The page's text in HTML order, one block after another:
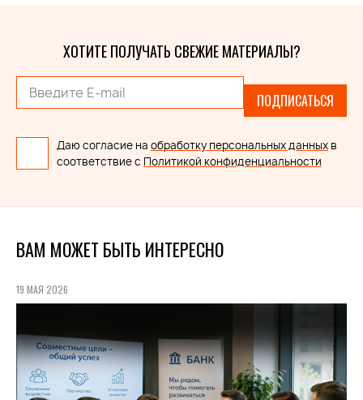
ХОТИТЕ ПОЛУЧАТЬ СВЕЖИЕ МАТЕРИАЛЫ?
ПОДПИСАТЬСЯ
Даю согласие на обработку персональных данных в
соответствие с Политикой конфиденциальности
ВАМ МОЖЕТ БЫТЬ ИНТЕРЕСНО
19 МАЯ 2026